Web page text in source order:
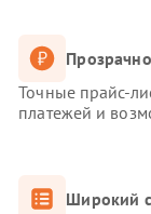
Точные прайс-
платежей и
Широкий